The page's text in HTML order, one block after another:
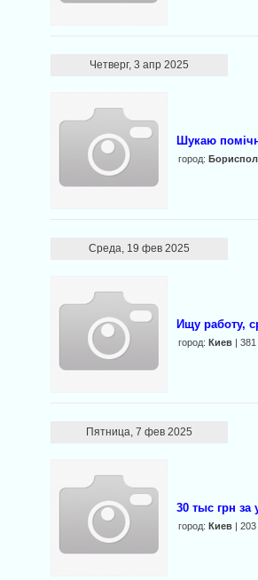
Четверг, 3 апр 2025
Шукаю
город:
Среда, 19 фев 2025
Ищу работу,
город:Киев | 381
Пятница, 7 фев 2025
30 тыс грн за
город:Киев | 203